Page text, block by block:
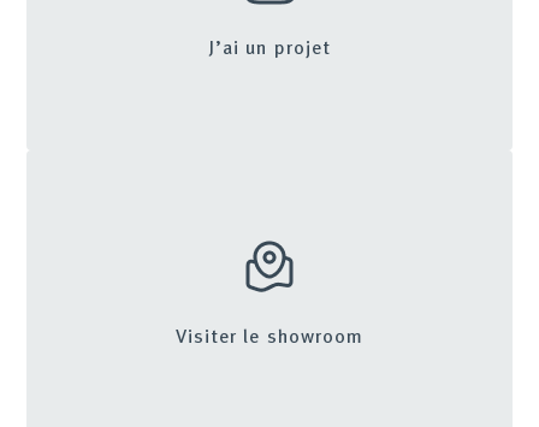
J’ai un projet
Visiter le showroom